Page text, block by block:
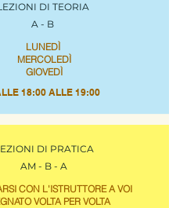
DI TEORIA
A - B
LUNEDÌ
MERCOLEDÌ
GIOVEDÌ
18:00 ALLE 19:00
DI PRATICA
AM - B - A
CON L'ISTRUTTORE A VOI
VOLTA PER VOLTA